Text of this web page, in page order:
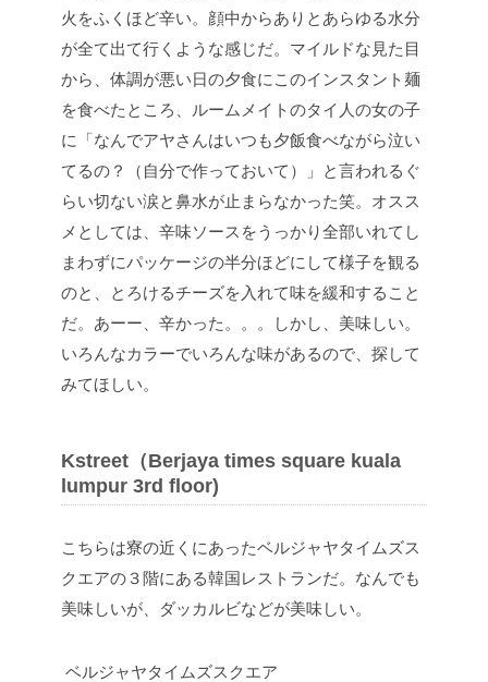
火をふくほど辛い。顔中からありとあらゆる水分
が全て出て行くような感じだ。マイルドな見た目
から、体調が悪い日の夕食にこのインスタント麺
を食べたところ、ルームメイトのタイ人の女の子
に「なんでアヤさんはいつも夕飯食べながら泣い
てるの？（自分で作っておいて）」と言われるぐ
らい切ない涙と鼻水が止まらなかった笑。オスス
メとしては、辛味ソースをうっかり全部いれてし
まわずにパッケージの半分ほどにして様子を観る
のと、とろけるチーズを入れて味を緩和すること
だ。あーー、辛かった。。。しかし、美味しい。
いろんなカラーでいろんな味があるので、探して
みてほしい。
Kstreet（Berjaya times square kuala
lumpur 3rd floor)
こちらは寮の近くにあったベルジャヤタイムズス
クエアの３階にある韓国レストランだ。なんでも
美味しいが、ダッカルビなどが美味しい。
ベルジャヤタイムズスクエア